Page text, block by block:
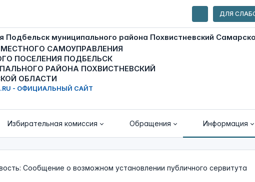
ДЛЯ
САМОУПРАВЛЕНИЯ
ПОСЕЛЕНИЯ ПОДБЕЛЬСК
РАЙОНА ПОХВИСТНЕВСКИЙ
ОБЛАСТИ
- ОФИЦИАЛЬНЫЙ САЙТ
Избирательная комиссия Обращения Информация
Сообщение о возможном установлении публичного сервитута